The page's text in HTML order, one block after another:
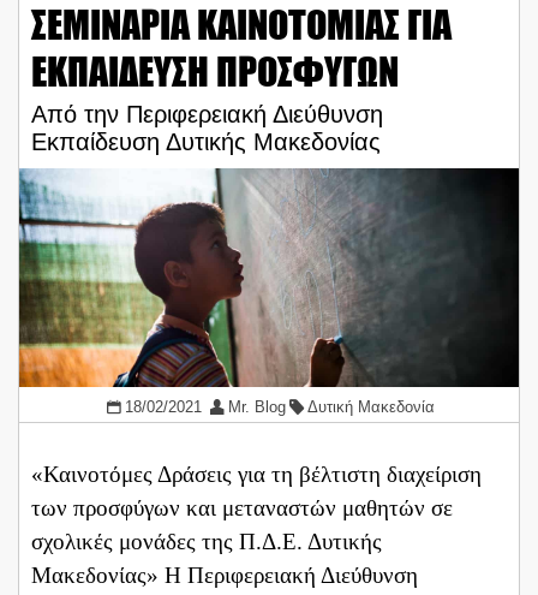
ΣΕΜΙΝΑΡΙΑ ΚΑΙΝΟΤΟΜΙΑΣ ΓΙΑ
ΕΚΠΑΙΔΕΥΣΗ ΠΡΟΣΦΥΓΩΝ
Από την Περιφερειακή Διεύθυνση
Εκπαίδευση Δυτικής Μακεδονίας
18/02/2021 Mr. Blog Δυτική Μακεδονία
«Καινοτόμες Δράσεις για τη βέλτιστη διαχείριση
των προσφύγων και μεταναστών μαθητών σε
σχολικές μονάδες της Π.Δ.Ε. Δυτικής
Μακεδονίας» Η Περιφερειακή Διεύθυνση